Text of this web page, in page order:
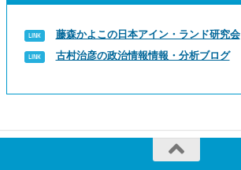
藤森かよこの日本アイン・ランド研究会
古村治彦の政治情報情報・分析ブログ